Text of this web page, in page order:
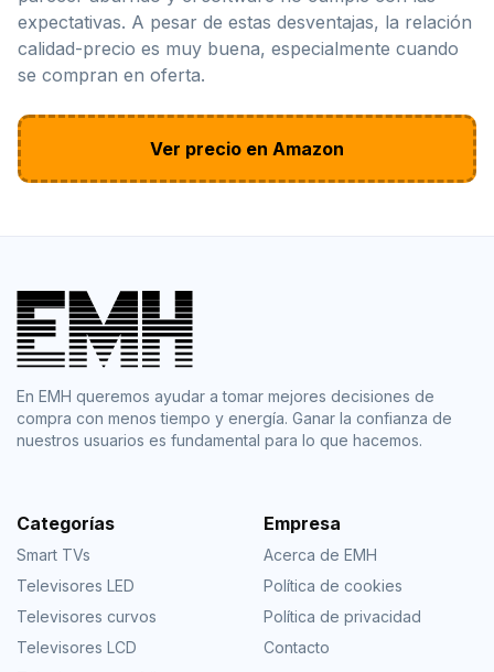
expectativas. A pesar de estas desventajas, la relación
calidad-precio es muy buena, especialmente cuando
se compran en oferta.
Ver precio en Amazon
En EMH queremos ayudar a tomar mejores decisiones de
compra con menos tiempo y energía. Ganar la confianza de
nuestros usuarios es fundamental para lo que hacemos.
Categorías
Smart TVs
Televisores LED
Televisores curvos
Televisores LCD
Empresa
Acerca de EMH
Política de cookies
Política de privacidad
Contacto